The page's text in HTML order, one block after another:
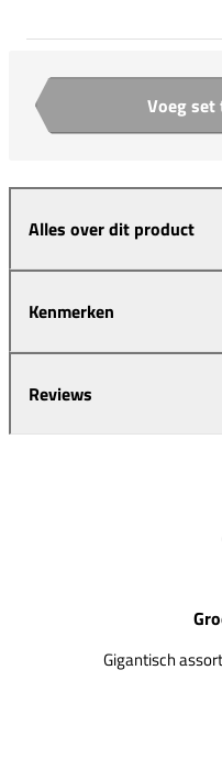
Aantal Voeg set
Alles over dit product
Kenmerken
Reviews
Gigantisch